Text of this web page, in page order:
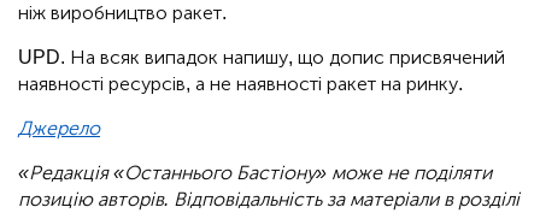
ніж виробництво ракет.
UPD. На всяк випадок напишу, що допис присвячений
наявності ресурсів, а не наявності ракет на ринку.
Джерело
«Редакція «Останнього Бастіону» може не поділяти
позицію авторів. Відповідальність за матеріали в розділі